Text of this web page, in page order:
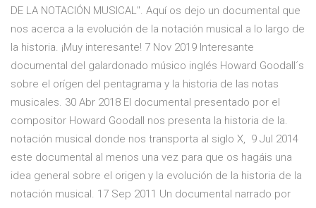
DE LA NOTACIÓN MUSICAL". Aquí os dejo un documental que
nos acerca a la evolución de la notación musical a lo largo de
la historia. ¡Muy interesante! 7 Nov 2019 Interesante
documental del galardonado músico inglés Howard Goodall´s
sobre el orígen del pentagrama y la historia de las notas
musicales. 30 Abr 2018 El documental presentado por el
compositor Howard Goodall nos presenta la historia de la.
notación musical donde nos transporta al siglo X, 9 Jul 2014
este documental al menos una vez para que os hagáis una
idea general sobre el origen y la evolución de la historia de la
notación musical. 17 Sep 2011 Un documental narrado por